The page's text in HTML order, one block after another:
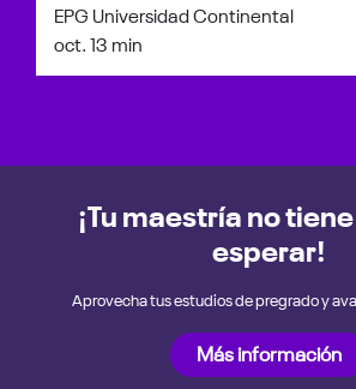
EPG Universidad Continental
oct. 13 min
¡Tu maestría no
esperar!
Aprovecha tus estudios de pregrado y
Más información